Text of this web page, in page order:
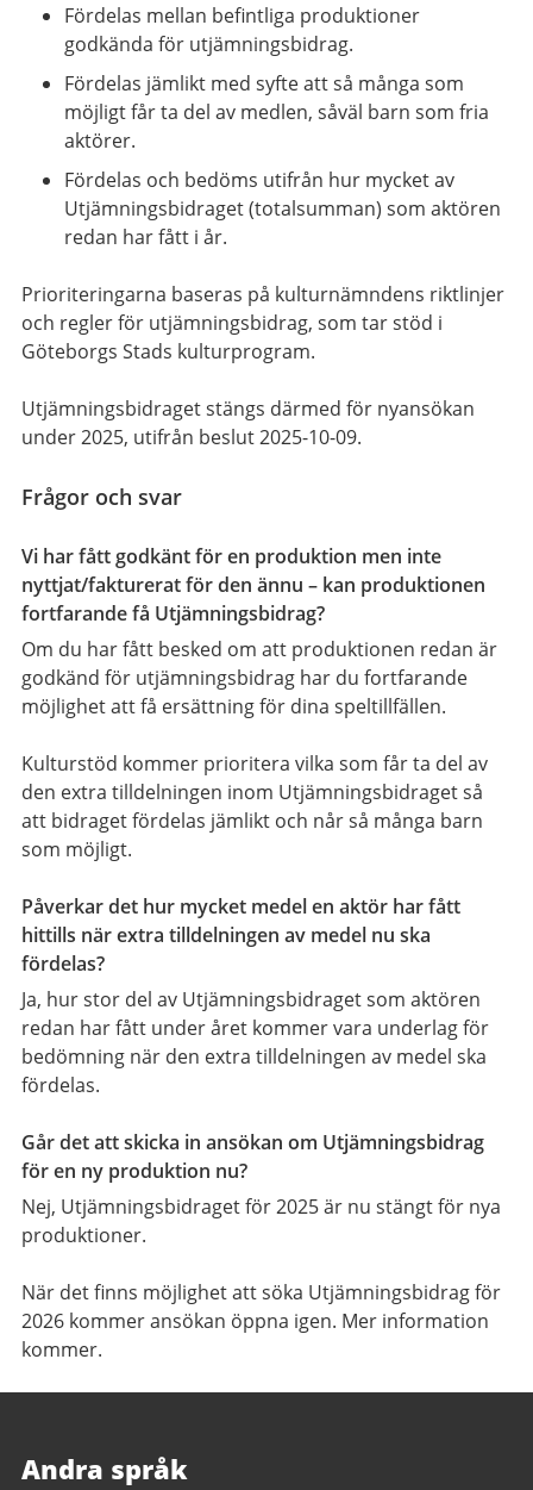
Fördelas mellan befintliga produktioner
godkända för utjämningsbidrag.
Fördelas jämlikt med syfte att så många som
möjligt får ta del av medlen, såväl barn som fria
aktörer.
Fördelas och bedöms utifrån hur mycket av
Utjämningsbidraget (totalsumman) som aktören
redan har fått i år.
Prioriteringarna baseras på kulturnämndens riktlinjer
och regler för utjämningsbidrag, som tar stöd i
Göteborgs Stads kulturprogram.
Utjämningsbidraget stängs därmed för nyansökan
under 2025, utifrån beslut 2025-10-09.
Frågor och svar
Vi har fått godkänt för en produktion men inte
nyttjat/fakturerat för den ännu – kan produktionen
fortfarande få Utjämningsbidrag?
Om du har fått besked om att produktionen redan är
godkänd för utjämningsbidrag har du fortfarande
möjlighet att få ersättning för dina speltillfällen.
Kulturstöd kommer prioritera vilka som får ta del av
den extra tilldelningen inom Utjämningsbidraget så
att bidraget fördelas jämlikt och når så många barn
som möjligt.
Påverkar det hur mycket medel en aktör har fått
hittills när extra tilldelningen av medel nu ska
fördelas?
Ja, hur stor del av Utjämningsbidraget som aktören
redan har fått under året kommer vara underlag för
bedömning när den extra tilldelningen av medel ska
fördelas.
Går det att skicka in ansökan om Utjämningsbidrag
för en ny produktion nu?
Nej, Utjämningsbidraget för 2025 är nu stängt för nya
produktioner.
När det finns möjlighet att söka Utjämningsbidrag för
2026 kommer ansökan öppna igen. Mer information
kommer.
Andra språk